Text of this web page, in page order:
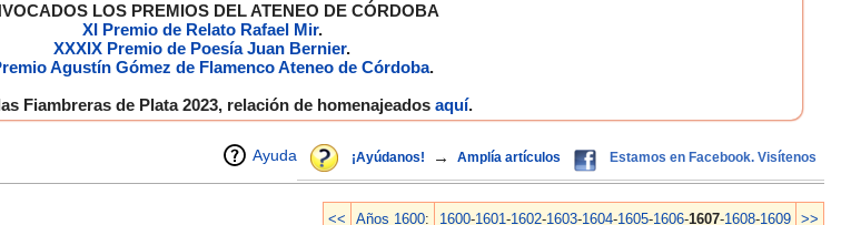
LOS PREMIOS DEL ATENEO DE CÓRDOBA
XI Premio de Relato Rafael Mir.
XXXIX Premio de Poesía Juan Bernier.
Agustín Gómez de Flamenco Ateneo de Córdoba.
Fiambreras de Plata 2023, relación de homenajeados aquí.
¡Ayúdanos! → Amplía artículos Estamos en Facebook. Visítenos
Ayuda
<< Años 1600: 1600-1601-1602-1603-1604-1605-1606-1607-1608-1609 >>